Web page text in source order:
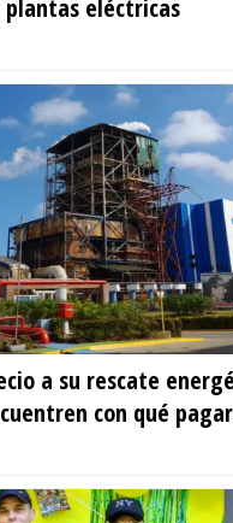
plantas eléctricas
a su rescate
con qué